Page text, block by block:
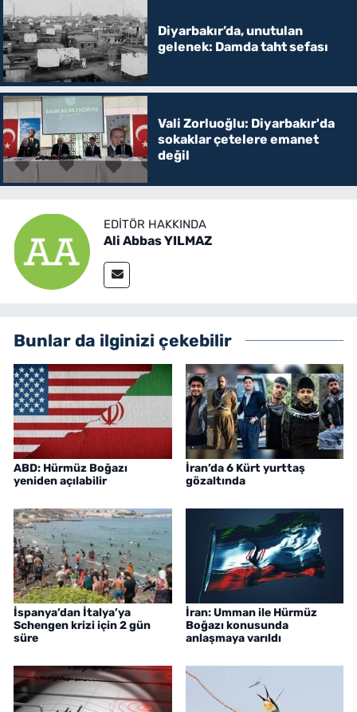
Diyarbakır’da, unutulan
gelenek: Damda taht sefası
Vali Zorluoğlu: Diyarbakır'da
sokaklar çetelere emanet
değil
EDITÖR HAKKINDA
Ali Abbas YILMAZ
Bunlar da ilginizi çekebilir
ABD: Hürmüz Boğazı
yeniden açılabilir
İran’da 6 Kürt yurttaş
gözaltında
İspanya’dan İtalya’ya
Schengen krizi için 2 gün
süre
İran: Umman ile Hürmüz
Boğazı konusunda
anlaşmaya varıldı